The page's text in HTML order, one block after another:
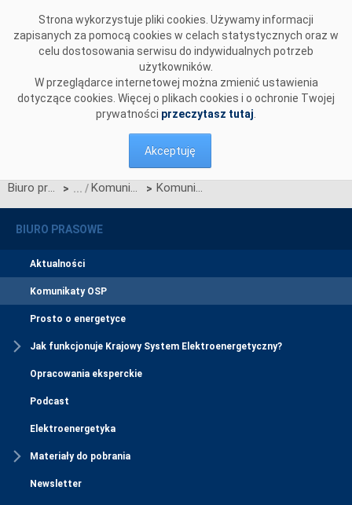
Strona wykorzystuje pliki cookies. Używamy informacji
zapisanych za pomocą cookies w celach statystycznych oraz w
celu dostosowania serwisu do indywidualnych potrzeb
użytkowników.
W przeglądarce internetowej można zmienić ustawienia
dotyczące cookies. Więcej o plikach cookies i o ochronie Twojej
prywatności przeczytasz tutaj
Akceptuję
Biuro prasowe > Komunikaty OSP > Komunikat dotyczący prawa do rekompensaty za redysponowanie nierynkowe instalacji wiatrowych w dniu 5 lipca 2025 r.
BIURO PRASOWE
Aktualności
Komunikaty OSP
Prosto o energetyce
Jak funkcjonuje Krajowy System Elektroenergetyczny?
Opracowania eksperckie
Podcast
Elektroenergetyka
Materiały do pobrania
Newsletter